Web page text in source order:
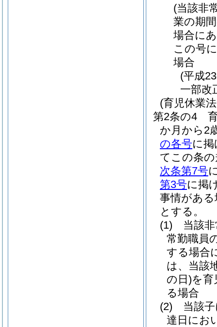
(当該非
業の期
場合に
この号
場合
(平成
一部改
(育児休業
第2条の4
か月から2
の各号に
てこの条
次条第7号
第3号に掲
事情があ
とする。
(1)
当該
常勤職員
する場合
は、当該
の日)を育
る場合
(2)
当該
達日にお